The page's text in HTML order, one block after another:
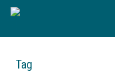
Skip
main
Tag